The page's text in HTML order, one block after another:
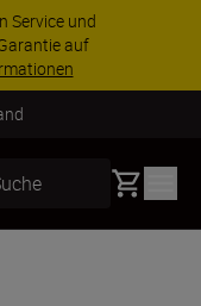
Service und
auf
Basket